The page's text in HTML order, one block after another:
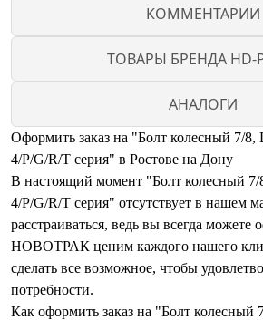
КОММЕНТАРИИ
ТОВАРЫ БРЕНДА HD-
АНАЛОГИ
Оформить заказ на "Болт колесный 7/8,
4/P/G/R/T серия" в Ростове на Дону
В настоящий момент "Болт колесный 7/
4/P/G/R/T серия" отсутствует в нашем
расстраиваться, ведь вы всегда
НОВОТРАК ценим каждого нашего
сделать все возможное, чтобы
потребности.
Как оформить заказ на "Болт колесный